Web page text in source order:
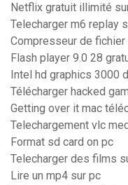
Netflix gratuit illimité
Telecharger m6 replay
Compresseur de
Flash player 9.0 28
Intel hd graphics 3000
Télécharger hacked
Getting over it mac
Telechargement vlc
Format sd card on pc
Telecharger des films
Lire un mp4 sur pc